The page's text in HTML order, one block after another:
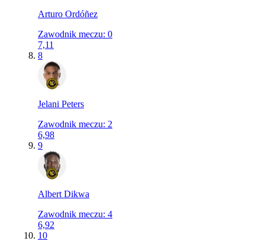
Arturo Ordóñez
Zawodnik meczu: 0
7,11
8
Jelani Peters
Zawodnik meczu: 2
6,98
9
Albert Dikwa
Zawodnik meczu: 4
6,92
10